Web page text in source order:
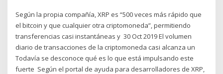
Según la propia compañía, XRP es “500 veces más rápido que
el bitcoin y que cualquier otra criptomoneda”, permitiendo
transferencias casi instantáneas y 30 Oct 2019 El volumen
diario de transacciones de la criptomoneda casi alcanza un
Todavía se desconoce qué es lo que está impulsando este
fuerte Según el portal de ayuda para desarrolladores de XRP,